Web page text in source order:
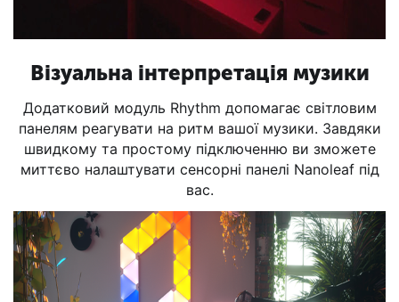
Візуальна інтерпретація музики
Додатковий модуль Rhythm допомагає світловим
панелям реагувати на ритм вашої музики. Завдяки
швидкому та простому підключенню ви зможете
миттєво налаштувати сенсорні панелі Nanoleaf під
вас.